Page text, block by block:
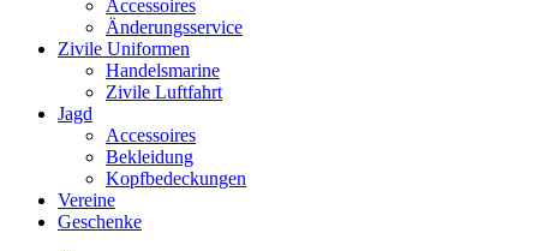
Accessoires
Änderungsservice
Zivile Uniformen
Handelsmarine
Zivile Luftfahrt
Jagd
Accessoires
Bekleidung
Kopfbedeckungen
Vereine
Geschenke